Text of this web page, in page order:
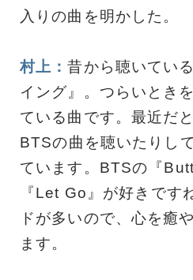
入りの曲を明かした。
村上：昔から聴いてい
イング』。つらいとき
ている曲です。最近だ
BTSの曲を聴いたりし
ています。BTSの『
『Let Go』が好きです
ドが多いので、心を癒
ます。